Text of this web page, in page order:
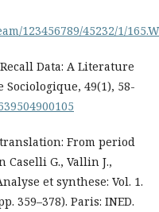
123456789/45232/1/
Data: A Literature
49(1), 58-
From period
Caselli G., Vallin J.,
et synthese: Vol. 1.
359–378). Paris: INED.